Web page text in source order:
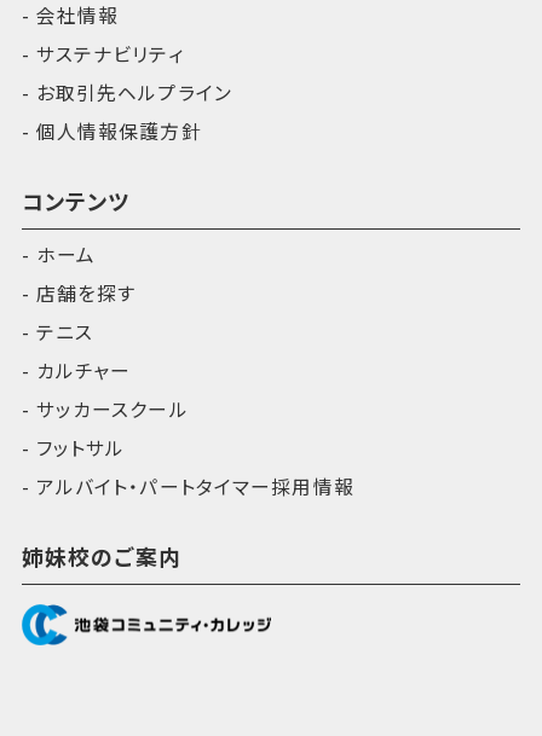
会社情報
サステナビリティ
お取引先ヘルプライン
個人情報保護方針
コンテンツ
ホーム
店舗を探す
テニス
カルチャー
サッカースクール
フットサル
アルバイト・パートタイマー採用情報
姉妹校のご案内